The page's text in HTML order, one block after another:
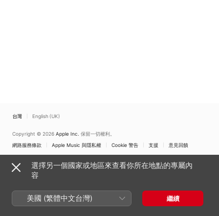
台灣 English (UK)
Copyright © 2026 Apple Inc. 保留一切權利。
網路服務條款
Apple Music 與隱私權 Cookie 警告 支援 意見回饋
選擇另一個國家或地區來查看你所在地點的專屬內
容
美國 (繁體中文台灣) 繼續